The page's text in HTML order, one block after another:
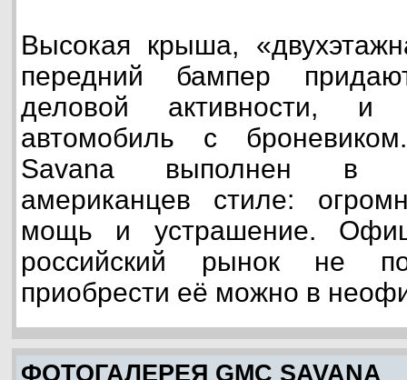
Высокая крыша,
передний бампер
деловой активности, и
автомобиль с
Savana выполнен в
американцев стиле:
мощь и устрашение.
российский рынок не
приобрести её можно в
ФОТОГАЛЕРЕЯ GMC SAVANA